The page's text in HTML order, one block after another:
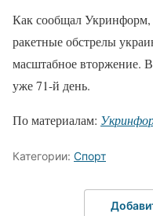
Как сообщал Укринформ,
ракетные обстрелы
масштабное вторжение.
уже 71-й день.
По материалам:
Категории: Спорт